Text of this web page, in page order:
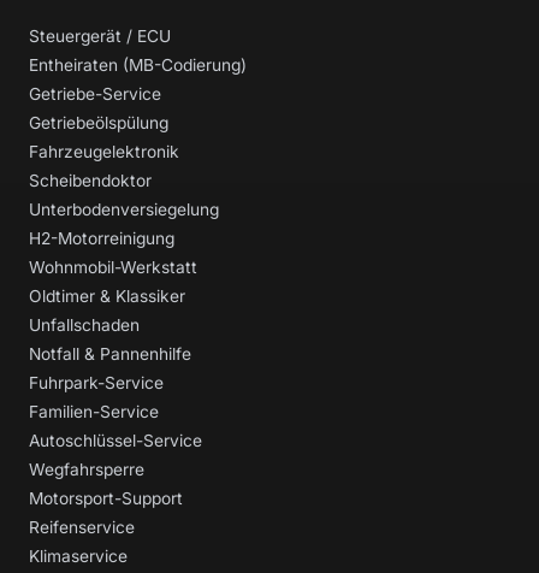
Steuergerät / ECU
Entheiraten (MB-Codierung)
Getriebe-Service
Getriebeölspülung
Fahrzeugelektronik
Scheibendoktor
Unterbodenversiegelung
H2-Motorreinigung
Wohnmobil-Werkstatt
Oldtimer & Klassiker
Unfallschaden
Notfall & Pannenhilfe
Fuhrpark-Service
Familien-Service
Autoschlüssel-Service
Wegfahrsperre
Motorsport-Support
Reifenservice
Klimaservice